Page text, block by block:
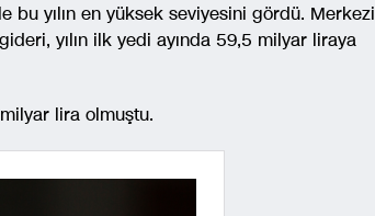
bu yılın en yüksek seviyesini gördü. Merkezi
yılın ilk yedi ayında 59,5 milyar liraya
lira olmuştu.